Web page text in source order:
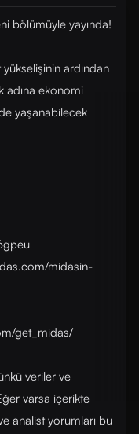
bölümüyle yayında!
ardından
adına ekonomi
yaşanabilecek
midasin-
get_midas/
veriler ve
varsa içerikte
analist yorumları bu